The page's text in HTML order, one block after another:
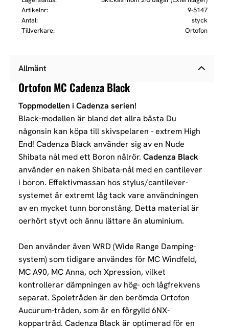
Artikelnr
9-5147
Antal
styck
Tillverkare
Ortofon
Allmänt
Ortofon MC Cadenza Black
Toppmodellen i Cadenza serien!
Black-modellen är bland det allra bästa Du
någonsin kan köpa till skivspelaren - extrem High
End! Cadenza Black använder sig av en Nude
Shibata nål med ett Boron nålrör. Cadenza Black
använder en naken Shibata-nål med en cantilever
i boron. Effektivmassan hos stylus/cantilever-
systemet är extremt låg tack vare användningen
av en mycket tunn boronstång. Detta material är
oerhört styvt och ännu lättare än aluminium.
Den använder även WRD (Wide Range Damping-
system) som tidigare användes för MC Windfeld,
MC A90, MC Anna, och Xpression, vilket
kontrollerar dämpningen av hög- och lågfrekvens
separat. Spoletråden är den berömda Ortofon
Aucurum-tråden, som är en förgylld 6NX-
koppartråd. Cadenza Black är optimerad för en